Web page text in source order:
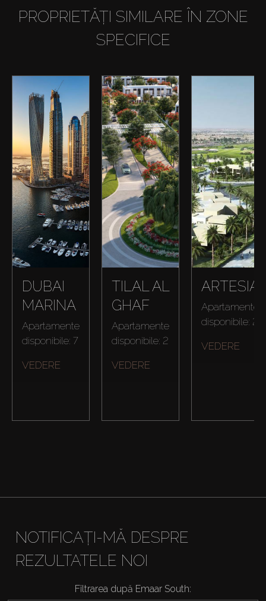
Închiriați
PROPRIETĂȚI SIMILARE ÎN ZONE
SPECIFICE
DUBAI
MARINA
Apartamente
disponibile: 7
VEDERE
TILAL AL
GHAF
Apartamente
disponibile: 2
VEDERE
ARTESIA
Apartamente
disponibile: 2
VEDERE
NOTIFICAȚI-MĂ DESPRE
REZULTATELE NOI
Filtrarea după Emaar South: